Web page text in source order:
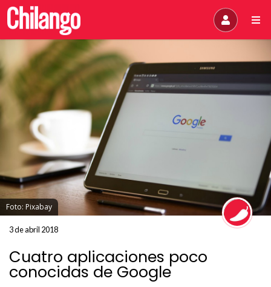
Foto: Pixabay
3 de abril 2018
Cuatro aplicaciones poco
conocidas de Google